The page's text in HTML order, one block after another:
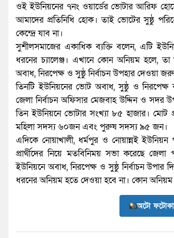
ওই ইউনিয়নের ৭নং ওয়ার্ডের ভোটার আরিফ
আমাদের প্রতিনিধি হোক। তাই ভোটের সুষ্ঠু
কেন্দ্রে যাব না।
সুশীলসমাজের একাধিক ব্যক্তি বলেন, এটি
ধরনের চ্যালেঞ্জ। এখানে কোন অনিয়ম হলে,
অবাধ, নিরপেক্ষ ও সুষ্ঠু নির্বাচন উপহার দেওয়া
তিনটি ইউনিয়নের ভোট অবাধ, সুষ্ঠু ও নিরপেক্ষ
জেলা নির্বাচন অফিসার মেজবাহ উদ্দিন ও সদর
তিন ইউনিয়নে ভোটার সংখ্যা ৮৫ হাজার। মোট
মহিলা সদস্য ৬০জন এবং পুরুষ সদস্য ৯৫ জন।
এদিকে নোয়াখালী, ধর্মপুর ও নোয়ান্নই ইউনিয়ন
প্রার্থীদের নিয়ে মতবিনিময় সভা করেছে
ইউনিয়নে অবাধ, নিরপেক্ষ ও সুষ্ঠু নির্বাচন উপার
ধরনের অনিয়ম হতে দেওয়া হবে না। কোন অনিয়ম
অটো